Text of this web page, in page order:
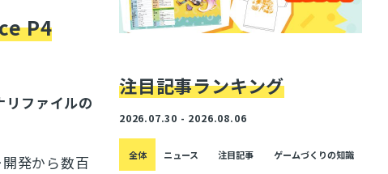
P4
リファイルの
発から数百
注目記事ランキング
2026.07.30 - 2026.08.06
全体 ニュース 注目記事 ゲームづくりの知識